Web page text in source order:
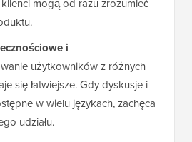
mogą od razu zrozumieć
i
użytkowników z różnych
się łatwiejsze. Gdy dyskusje i
w wielu językach, zachęca
udziału.